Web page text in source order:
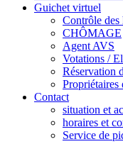
Guichet virtuel
Contrôle des
CHÔMAGE
Agent AVS
Votations /
Réservation
Propriétaires
Contact
situation et
horaires et
Service de